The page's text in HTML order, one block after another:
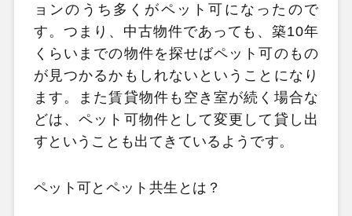
ョンのうち多くがペット可になったので
す。つまり、中古物件であっても、築10年
くらいまでの物件を探せばペット可のもの
が見つかるかもしれないということになり
ます。また賃貸物件も空き室が続く場合な
どは、ペット可物件として変更して貸し出
すということも出てきているようです。
ペット可とペット共生とは？